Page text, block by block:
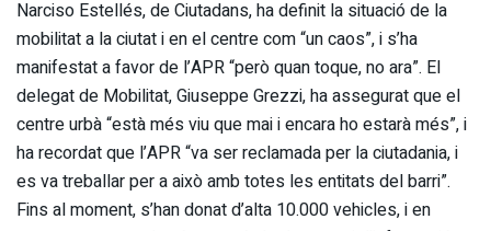
Narciso Estellés, de Ciutadans, ha definit la situació de la
mobilitat a la ciutat i en el centre com “un caos”, i s’ha
manifestat a favor de l’APR “però quan toque, no ara”. El
delegat de Mobilitat, Giuseppe Grezzi, ha assegurat que el
centre urbà “està més viu que mai i encara ho estarà més”, i
ha recordat que l’APR “va ser reclamada per la ciutadania, i
es va treballar per a això amb totes les entitats del barri”.
Fins al moment, s’han donat d’alta 10.000 vehicles, i en